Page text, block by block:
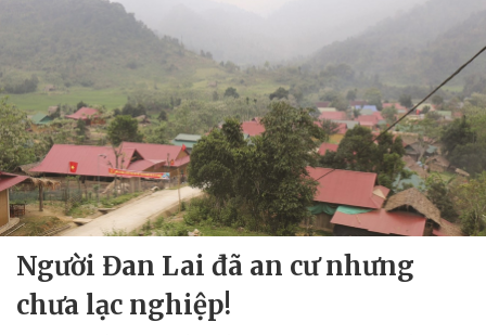
Người Đan Lai đã an cư nhưng
chưa lạc nghiệp!